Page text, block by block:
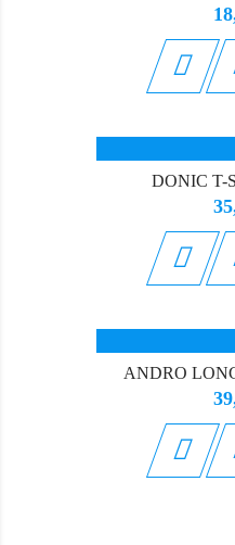
DONIC T-
ANDRO